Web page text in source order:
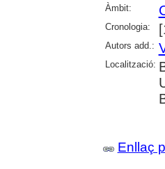
Àmbit:
Cronologia:
Autors add.:
Localització:
Enllaç